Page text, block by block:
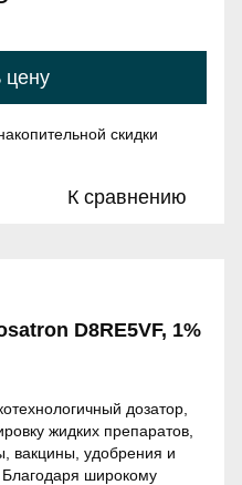
цену
скидки
К сравнению
D8RE5VF, 1%
дозатор,
жидких препаратов,
вакцины, удобрения и
широкому